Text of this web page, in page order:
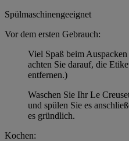
Spülmaschinengeeignet
Vor dem ersten Gebrauch:
Viel Spaß beim
achten Sie darauf, die
entfernen.)
Waschen Sie Ihr Le
und spülen Sie es
es gründlich.
Kochen: